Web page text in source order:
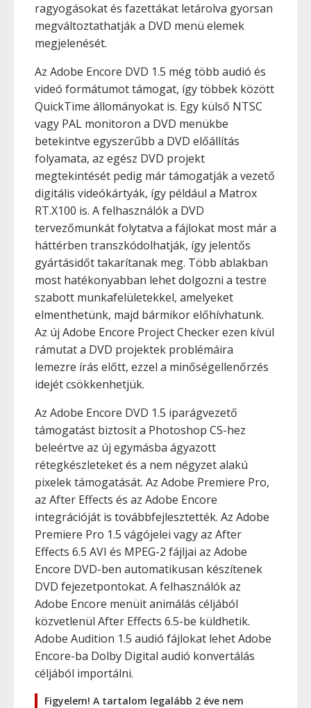
ragyogásokat és fazettákat letárolva gyorsan
megváltoztathatják a DVD menü elemek
megjelenését.
Az Adobe Encore DVD 1.5 még több audió és
videó formátumot támogat, így többek között
QuickTime állományokat is. Egy külső NTSC
vagy PAL monitoron a DVD menükbe
betekintve egyszerűbb a DVD előállítás
folyamata, az egész DVD projekt
megtekintését pedig már támogatják a vezető
digitális videókártyák, így például a Matrox
RT.X100 is. A felhasználók a DVD
tervezőmunkát folytatva a fájlokat most már a
háttérben transzkódolhatják, így jelentős
gyártásidőt takarítanak meg. Több ablakban
most hatékonyabban lehet dolgozni a testre
szabott munkafelületekkel, amelyeket
elmenthetünk, majd bármikor előhívhatunk.
Az új Adobe Encore Project Checker ezen kívül
rámutat a DVD projektek problémáira
lemezre írás előtt, ezzel a minőségellenőrzés
idejét csökkenhetjük.
Az Adobe Encore DVD 1.5 iparágvezető
támogatást biztosít a Photoshop CS-hez
beleértve az új egymásba ágyazott
rétegkészleteket és a nem négyzet alakú
pixelek támogatását. Az Adobe Premiere Pro,
az After Effects és az Adobe Encore
integrációját is továbbfejlesztették. Az Adobe
Premiere Pro 1.5 vágójelei vagy az After
Effects 6.5 AVI és MPEG-2 fájljai az Adobe
Encore DVD-ben automatikusan készítenek
DVD fejezetpontokat. A felhasználók az
Adobe Encore menüit animálás céljából
közvetlenül After Effects 6.5-be küldhetik.
Adobe Audition 1.5 audió fájlokat lehet Adobe
Encore-ba Dolby Digital audió konvertálás
céljából importálni.
Figyelem! A tartalom legalább 2 éve nem